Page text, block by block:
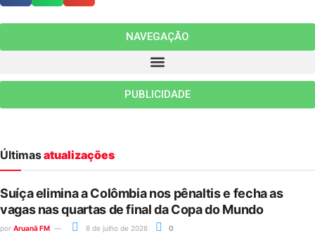
NAVEGAÇÃO
PUBLICIDADE
Últimasatualizações
Suíça elimina a Colômbia nos pênaltis e fecha as
vagas nas quartas de final da Copa do Mundo
por Aruanã FM 8 de julho de 2026 0